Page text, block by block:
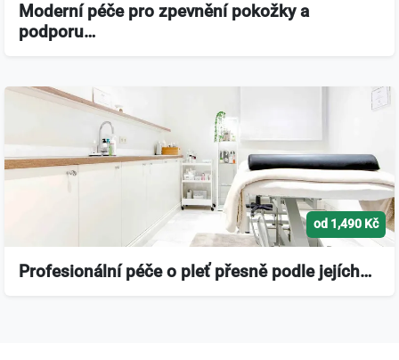
Moderní péče pro zpevnění pokožky a
podporu…
od 1,490 Kč
Profesionální péče o pleť přesně podle jejích…